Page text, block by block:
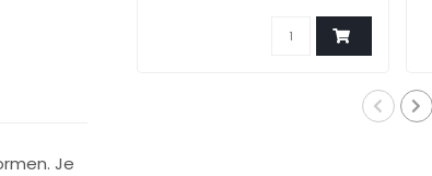
Je